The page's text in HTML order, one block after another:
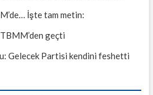
İşte tam metin:
geçti
Gelecek Partisi kendini feshetti